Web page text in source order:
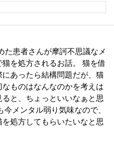
た患者さんが摩訶不思議なメ
を処方されるお話。 猫を借
にあったら結構問題だが、猫
ものはなんなのかを考えは
ると、ちょっといいなぁと思
今メンタル弱り気味なので、
処方してもらいたいなと思